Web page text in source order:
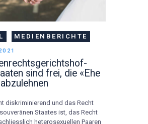
MEDIENBERICHTE
sind frei, die «Ehe
diskriminierend und das Recht
Staates ist, das Recht
heterosexuellen Paaren